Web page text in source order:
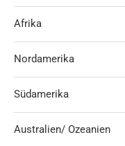
Afrika
Nordamerika
Südamerika
Australien/ Ozeanien